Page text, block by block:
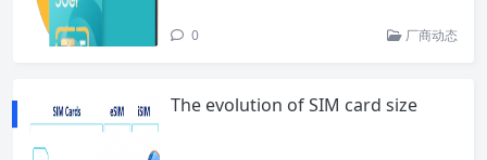
0 厂商动态
The evolution of SIM card size